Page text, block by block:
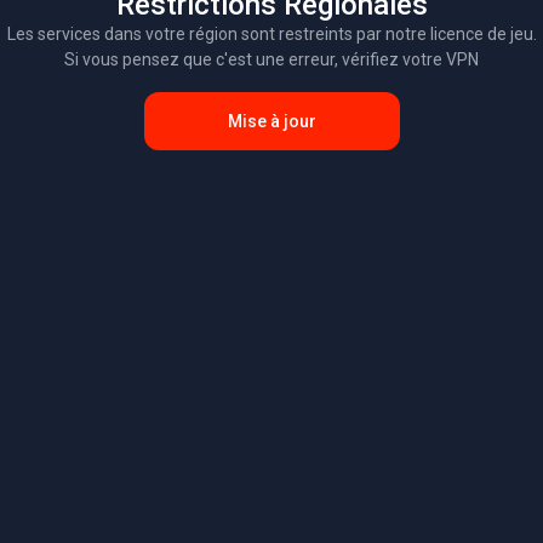
Les services dans votre région sont restreints par notre licence de jeu.
Si vous pensez que c'est une erreur, vérifiez votre VPN
Mise à jour